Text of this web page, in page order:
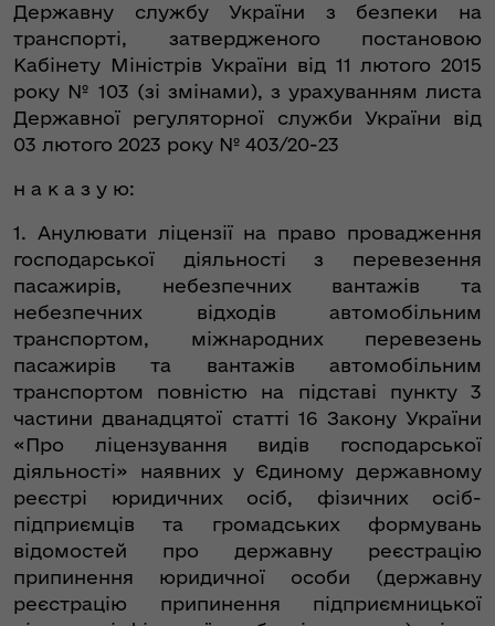
Державну службу України з безпеки на
транспорті, затвердженого постановою
Кабінету Міністрів України від 11 лютого 2015
року № 103 (зі змінами), з урахуванням листа
Державної регуляторної служби України від
03 лютого 2023 року № 403/20-23
н а к а з у ю:
1. Анулювати ліцензії на право провадження
господарської діяльності з перевезення
пасажирів, небезпечних вантажів та
небезпечних відходів автомобільним
транспортом, міжнародних перевезень
пасажирів та вантажів автомобільним
транспортом повністю на підставі пункту 3
частини дванадцятої статті 16 Закону України
«Про ліцензування видів господарської
діяльності» наявних у Єдиному державному
реєстрі юридичних осіб, фізичних осіб-
підприємців та громадських формувань
відомостей про державну реєстрацію
припинення юридичної особи (державну
реєстрацію припинення підприємницької